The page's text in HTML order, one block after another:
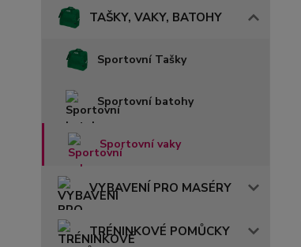
TAŠKY, VAKY, BATOHY
Sportovní Tašky
Sportovní batohy
Sportovní vaky
VYBAVENÍ PRO MASÉRY
TRÉNINKOVÉ POMŮCKY